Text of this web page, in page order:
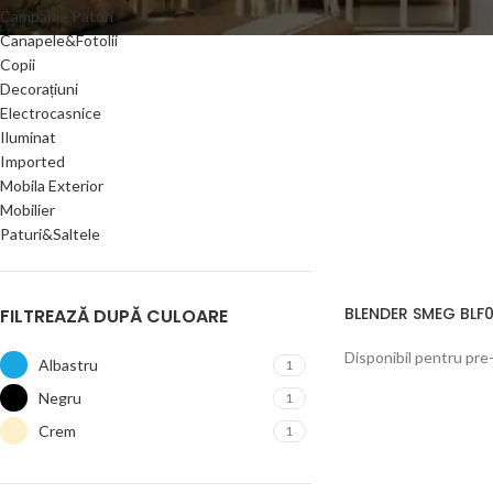
Campanie Paturi
Canapele&Fotolii
Copii
Decorațiuni
Electrocasnice
Iluminat
Imported
Mobila Exterior
Mobilier
Paturi&Saltele
FILTREAZĂ DUPĂ CULOARE
Albastru 1
Negru 1
Crem 1
BLENDER SMEG
Disponibil pentru